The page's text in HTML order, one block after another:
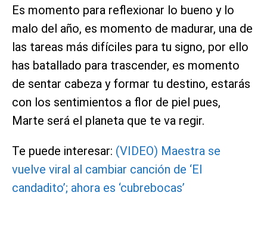
Es momento para reflexionar lo bueno y lo
malo del año, es momento de madurar, una de
las tareas más difíciles para tu signo, por ello
has batallado para trascender, es momento
de sentar cabeza y formar tu destino, estarás
con los sentimientos a flor de piel pues,
Marte será el planeta que te va regir.
Te puede interesar: (VIDEO) Maestra se
vuelve viral al cambiar canción de ‘El
candadito’; ahora es ‘cubrebocas’